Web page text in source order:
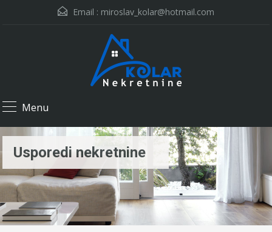
Email : miroslav_kolar@hotmail.com
Menu
Usporedi nekretnine